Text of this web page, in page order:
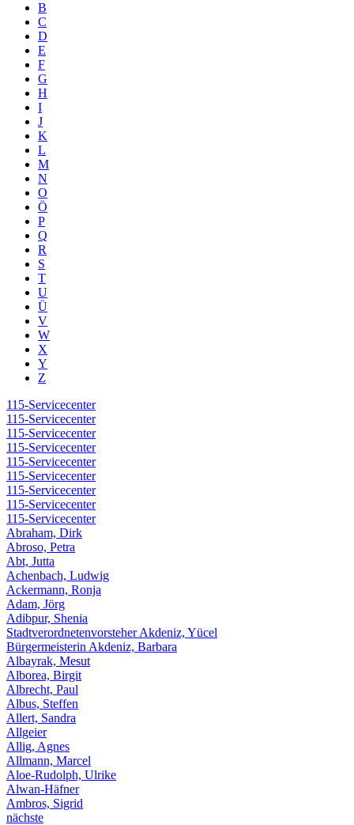
B
C
D
E
F
G
H
I
J
K
L
M
N
O
Ö
P
Q
R
S
T
U
Ü
V
W
X
Y
Z
115-Servicecenter
115-Servicecenter
115-Servicecenter
115-Servicecenter
115-Servicecenter
115-Servicecenter
115-Servicecenter
115-Servicecenter
115-Servicecenter
Abraham, Dirk
Abroso, Petra
Abt, Jutta
Achenbach, Ludwig
Ackermann, Ronja
Adam, Jörg
Adibpur, Shenia
Stadtverordnetenvorsteher Akdeniz, Yücel
Bürgermeisterin Akdeniz, Barbara
Albayrak, Mesut
Alborea, Birgit
Albrecht, Paul
Albus, Steffen
Allert, Sandra
Allgeier
Allig, Agnes
Allmann, Marcel
Aloe-Rudolph, Ulrike
Alwan-Häfner
Ambros, Sigrid
nächste